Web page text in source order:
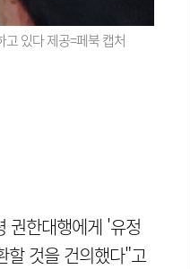
있다 제공=페북 캡처
권한대행에게 '유정
할 것을 건의했다"고